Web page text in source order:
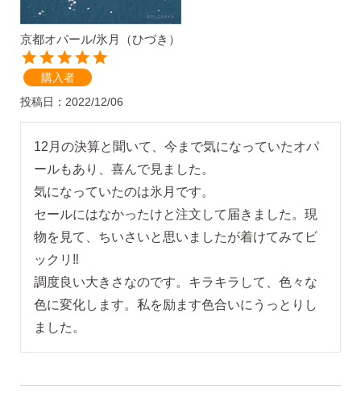
京都オパール/氷月（ひづき）
購入者
投稿日
2022/12/06
12月の決算と聞いて、今まで気になっていたオパ
ールもあり、喜んで見ました。
気になっていたのは氷月です。
セールにはなかったけと注文して届きました。現
物を見て、ちいさいと思いましたが着けてみてビ
ックリ‼️
調度良い大きさなのです。キラキラして、色々な
色に変化します。私を励ます色合いにうっとりし
ました。